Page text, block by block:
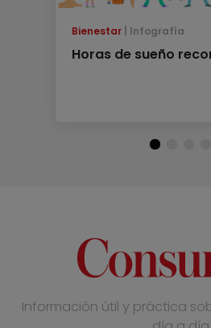
Bienestar Infografía
Horas de sueño
Información útil y práctica